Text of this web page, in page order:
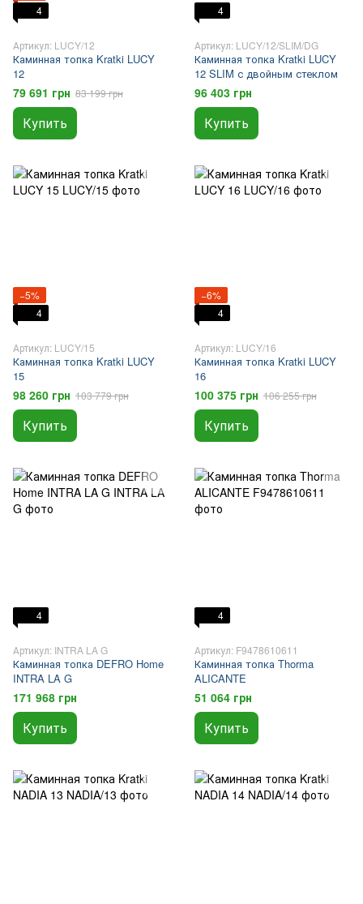
4
Артикул: LUCY/12
Каминная топка Kratki LUCY
12
79 691 грн 83 199 грн
Купить
4
Артикул: LUCY/12/SLIM/DG
Каминная топка Kratki LUCY
12 SLIM с двойным стеклом
96 403 грн
Купить
−5%
4
Артикул: LUCY/15
Каминная топка Kratki LUCY
15
98 260 грн 103 779 грн
Купить
−6%
4
Артикул: LUCY/16
Каминная топка Kratki LUCY
16
100 375 грн 106 255 грн
Купить
4
Артикул: INTRA LA G
Каминная топка DEFRO Home
INTRA LA G
171 968 грн
Купить
4
Артикул: F9478610611
Каминная топка Thorma
ALICANTE
51 064 грн
Купить